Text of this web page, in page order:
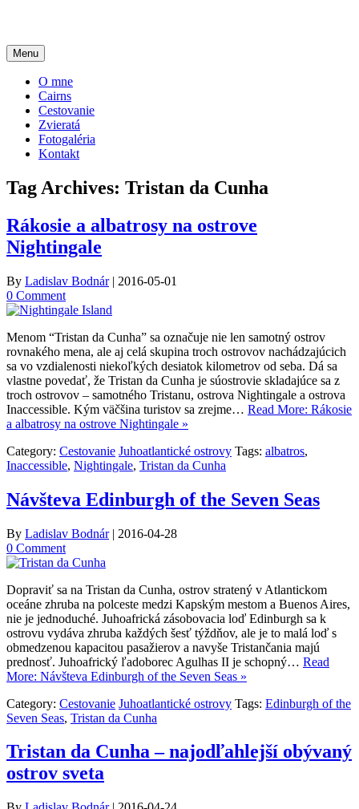
Menu
O mne
Cairns
Cestovanie
Zvieratá
Fotogaléria
Kontakt
Tag Archives: Tristan da Cunha
Rákosie a albatrosy na ostrove
Nightingale
By Ladislav Bodnár | 2016-05-01
0 Comment
Menom “Tristan da Cunha” sa označuje nie len samotný ostrov
rovnakého mena, ale aj celá skupina troch ostrovov nachádzajúcich
sa vo vzdialenosti niekoľkých desiatok kilometrov od seba. Dá sa
vlastne povedať, že Tristan da Cunha je súostrovie skladajúce sa z
troch ostrovov – samotného Tristanu, ostrova Nightingale a ostrova
Inaccessible. Kým väčšina turistov sa zrejme… Read More: Rákosie
a albatrosy na ostrove Nightingale »
Category: Cestovanie Juhoatlantické ostrovy Tags: albatros,
Inaccessible, Nightingale, Tristan da Cunha
Návšteva Edinburgh of the Seven Seas
By Ladislav Bodnár | 2016-04-28
0 Comment
Dopraviť sa na Tristan da Cunha, ostrov stratený v Atlantickom
oceáne zhruba na polceste medzi Kapským mestom a Buenos Aires,
nie je jednoduché. Juhoafrická zásobovacia loď Edinburgh sa k
ostrovu vydáva zhruba každých šesť týždňov, ale je to malá loď s
obmedzenou kapacitou pasažierov a navyše Tristančania majú
prednosť. Juhoafrický ľadoborec Agulhas II je schopný… Read
More: Návšteva Edinburgh of the Seven Seas »
Category: Cestovanie Juhoatlantické ostrovy Tags: Edinburgh of the
Seven Seas, Tristan da Cunha
Tristan da Cunha – najodľahlejší obývaný
ostrov sveta